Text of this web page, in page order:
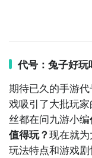
最直接的方法就是
海量的精品游戏下
在九游客户端搜
进入到游戏专区
用四处寻求游戏
了，同时​还有大
代号：兔子好
期待已久的手游
戏吸引了大批玩
丝都在问九游小编
值得玩？现在就
玩法特点和游戏剧